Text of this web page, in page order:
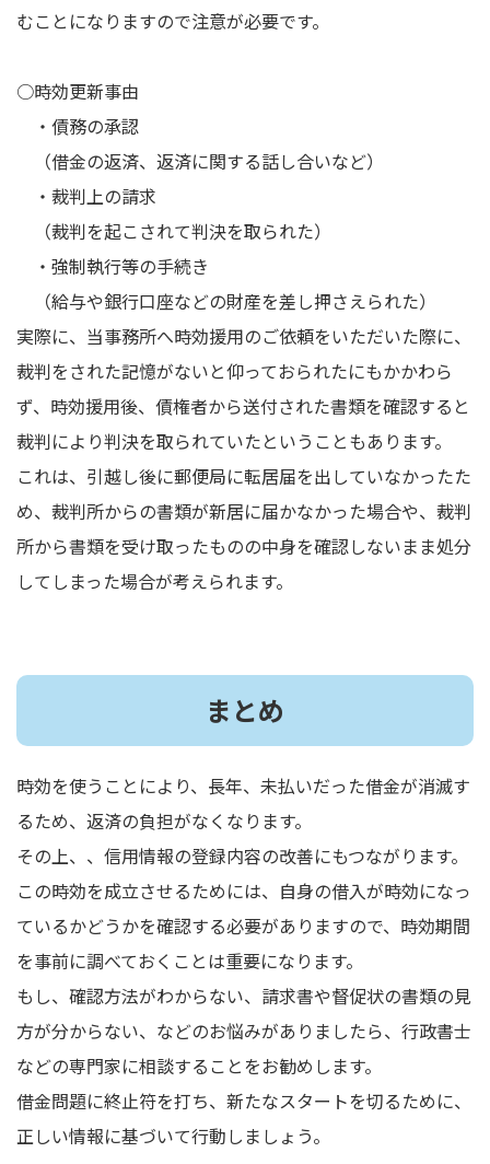
むことになりますので注意が必要です。
○時効更新事由
・債務の承認
（借金の返済、返済に関する話し合いなど）
・裁判上の請求
（裁判を起こされて判決を取られた）
・強制執行等の手続き
（給与や銀行口座などの財産を差し押さえられた）
実際に、当事務所へ時効援用のご依頼をいただいた際に、
裁判をされた記憶がないと仰っておられたにもかかわら
ず、時効援用後、債権者から送付された書類を確認すると
裁判により判決を取られていたということもあります。
これは、引越し後に郵便局に転居届を出していなかったた
め、裁判所からの書類が新居に届かなかった場合や、裁判
所から書類を受け取ったものの中身を確認しないまま処分
してしまった場合が考えられます。
まとめ
時効を使うことにより、長年、未払いだった借金が消滅す
るため、返済の負担がなくなります。
その上、、信用情報の登録内容の改善にもつながります。
この時効を成立させるためには、自身の借入が時効になっ
ているかどうかを確認する必要がありますので、時効期間
を事前に調べておくことは重要になります。
もし、確認方法がわからない、請求書や督促状の書類の見
方が分からない、などのお悩みがありましたら、行政書士
などの専門家に相談することをお勧めします。
借金問題に終止符を打ち、新たなスタートを切るために、
正しい情報に基づいて行動しましょう。